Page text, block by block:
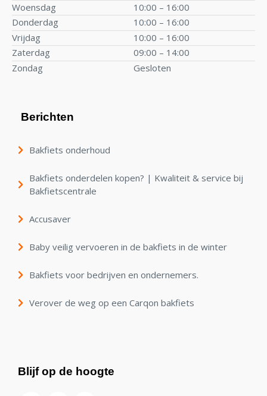
Woensdag
10:00 – 16:00
Donderdag
10:00 – 16:00
Vrijdag
10:00 – 16:00
Zaterdag
09:00 – 14:00
Zondag
Gesloten
Berichten
Bakfiets onderhoud
Bakfiets onderdelen kopen? | Kwaliteit & service bij
Bakfietscentrale
Accusaver
Baby veilig vervoeren in de bakfiets in de winter
Bakfiets voor bedrijven en ondernemers.
Verover de weg op een Carqon bakfiets
Blijf op de hoogte